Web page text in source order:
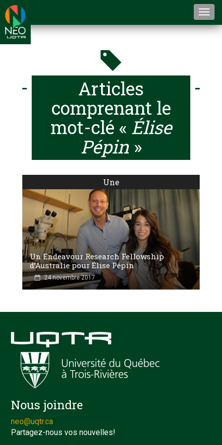
Articles
comprenant le
mot-clé « Élise
Pépin »
Une
Un Endeavour Research Fellowship
d’Australie pour Élise Pépin
24 novembre 2017
Nous joindre
neo@uqtr.ca
Partagez-nous vos nouvelles!